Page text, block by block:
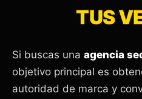
TUS
Si buscas una agencia
objetivo principal es
autoridad de marca y